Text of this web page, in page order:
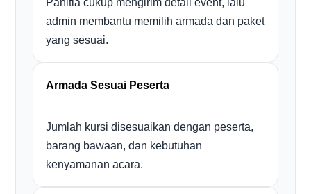
Panitia cukup mengirim detail event, lalu
admin membantu memilih armada dan paket
yang sesuai.
Armada Sesuai Peserta
Jumlah kursi disesuaikan dengan peserta,
barang bawaan, dan kebutuhan
kenyamanan acara.